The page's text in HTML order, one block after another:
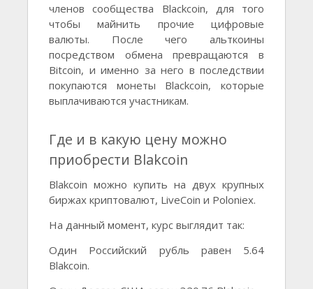
членов сообщества Blackcoin, для того
чтобы майнить прочие цифровые
валюты. После чего альткоины
посредством обмена превращаются в
Bitcoin, и именно за него в последствии
покупаются монеты Blackcoin, которые
выплачиваются участникам.
Где и в какую цену можно
приобрести Blakcoin
Blakcoin можно купить на двух крупных
биржах криптовалют, LiveCoin и Poloniex.
На данный момент, курс выглядит так:
Один Российский рубль равен 5.64
Blakcoin.